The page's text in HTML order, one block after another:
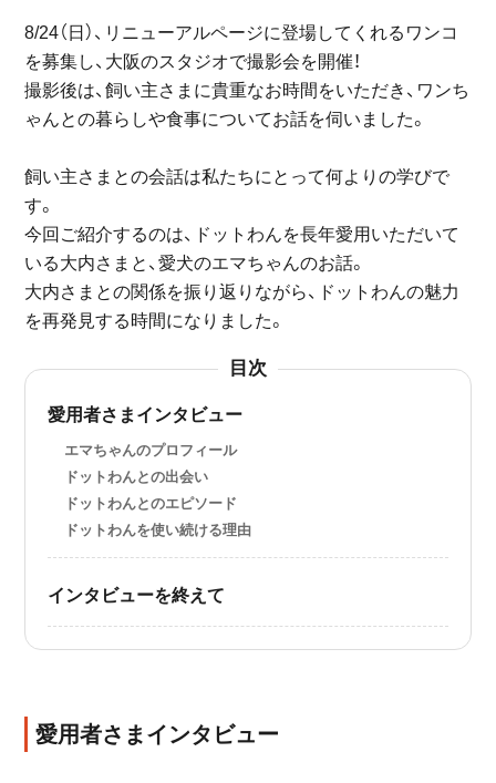
8/24（日）、リニューアルページに登場してくれるワンコ
を募集し、大阪のスタジオで撮影会を開催！
撮影後は、飼い主さまに貴重なお時間をいただき、ワンち
ゃんとの暮らしや食事についてお話を伺いました。
飼い主さまとの会話は私たちにとって何よりの学びで
す。
今回ご紹介するのは、ドットわんを長年愛用いただいて
いる大内さまと、愛犬のエマちゃんのお話。
大内さまとの関係を振り返りながら、ドットわんの魅力
を再発見する時間になりました。
目次
愛用者さまインタビュー
エマちゃんのプロフィール
ドットわんとの出会い
ドットわんとのエピソード
ドットわんを使い続ける理由
インタビューを終えて
愛用者さまインタビュー